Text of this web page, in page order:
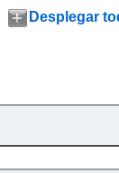
Desplegar